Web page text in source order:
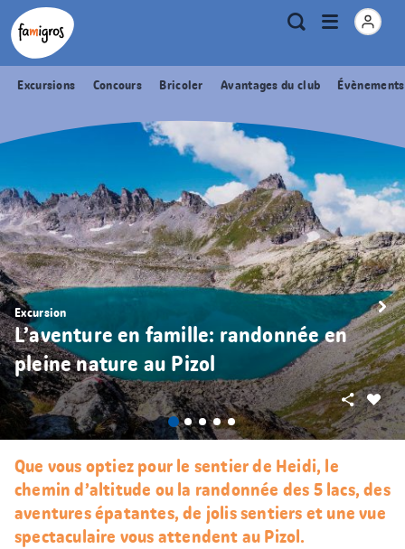
Signets
de
navigation
Header
Logo Métanavigation
RechercheOuvrir
Excursions Concours Bricoler Avantages du club
Excursion
L’aventure en famille: randonnée en
pleine nature au Pizol
Partager
Que vous optiez pour le sentier de Heidi, le
chemin d’altitude ou la randonnée des 5 lacs, des
aventures épatantes, de jolis sentiers et une vue
spectaculaire vous attendent au Pizol.